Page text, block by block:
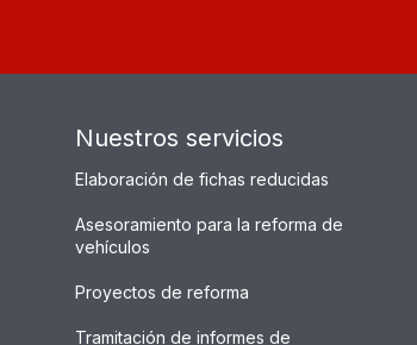
Nuestros servicios
Elaboración de fichas reducidas
Asesoramiento para la reforma de
vehículos
Proyectos de reforma
Tramitación de informes de